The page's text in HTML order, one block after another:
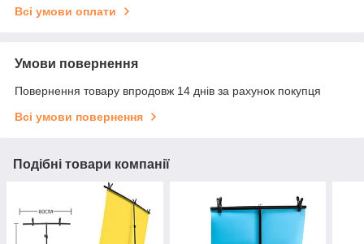
Всі умови оплати
Умови повернення
Повернення товару впродовж 14 днів за рахунок покупця
Всі умови повернення
Подібні товари компанії